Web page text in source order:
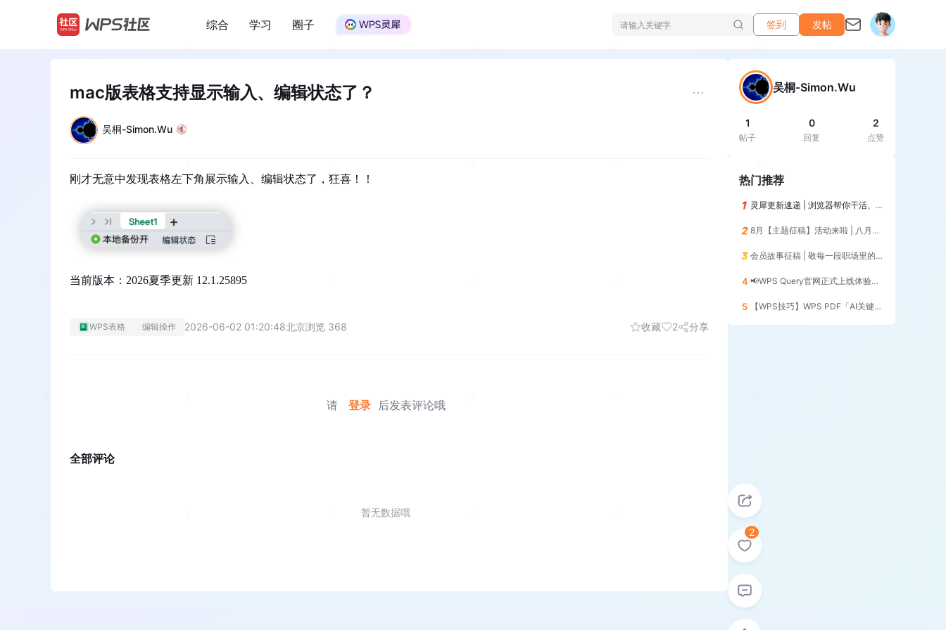
/
综合 学习 圈子 签到 发帖
mac版表格支持显示输入、编辑状态了？
吴桐-Simon.Wu
刚才无意中发现表格左下角展示输入、编辑状态了，狂喜！！
当前版本：2026夏季更新 12.1.25895
WPS表格 编辑操作 2026-06-02 01:20:48北京浏览 368 收藏 2 分享
2
请 登录 后发表评论哦
全部评论
暂无数据哦
吴桐-Simon.Wu
1
帖子
0
回复
2
点赞
热门推荐
灵犀更新速递 | 浏览器帮你干活、记住你的习惯，越用越懂你😎
8月【主题征稿】活动来啦 | 八月AI人，探索AI的无限可能！
会员故事征稿 | 敬每一段职场里的「最佳搭档」
4 📢WPS Query官网正式上线体验📢 | 暨第12期零基础入门（添加列）
5 【WPS技巧】WPS PDF「AI关键信息」一键提取核心数据